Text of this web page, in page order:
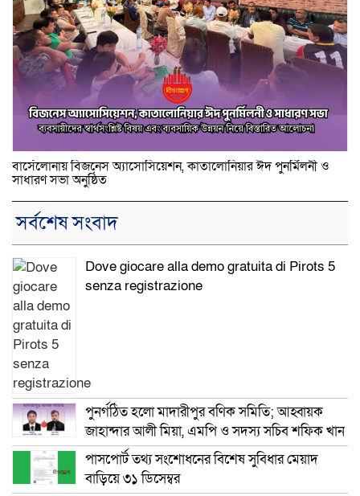
বার্সেলোনায় বিজনেস অ্যাসোসিয়েশন, কাতালোনিয়ার ঈদ পুনর্মিলনী ও
সাধারণ সভা অনুষ্ঠিত
সর্বশেষ সংবাদ
Dove giocare alla demo gratuita di Pirots 5
senza registrazione
পুনর্গঠিত হলো মাদারীপুর বণিক সমিতি; আহ্বায়ক
জাহান্দার আলী মিয়া, এমপি ও সদস্য সচিব শফিক খান
পাসপোর্ট তথ্য সংশোধনের বিশেষ সুবিধার মেয়াদ
বাড়িয়ে ৩১ ডিসেম্বর